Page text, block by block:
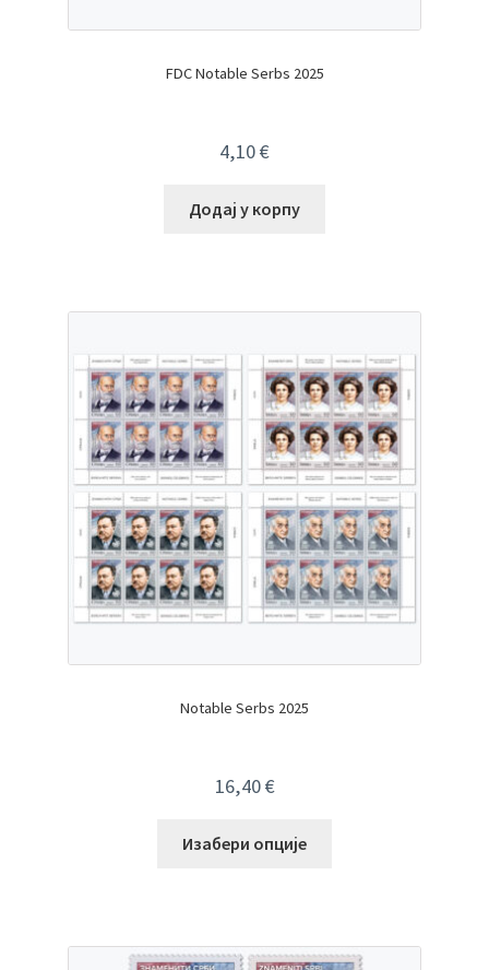
FDC Notable Serbs 2025
4,10€
Додај у корпу
Notable Serbs 2025
16,40€
Изабери опције